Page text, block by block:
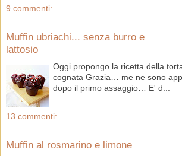
9 commenti:
Muffin ubriachi... senza burro e
lattosio
Oggi propongo la ricetta della
cognata Grazia… me ne sono
dopo il primo assaggio… E' d...
13 commenti:
Muffin al rosmarino e limone